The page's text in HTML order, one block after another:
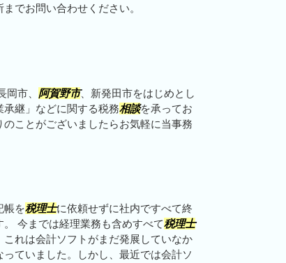
でお問い合わせください。
市、 阿賀野市、新発田市をはじめとし
継」などに関する税務相談を承ってお
ことがございましたらお気軽に当事務
帳を税理士に依頼せずに社内ですべて終
今までは経理業務も含めすべて税理士
れは会計ソフトがまだ発展していなか
ていました。しかし、最近では会計ソ